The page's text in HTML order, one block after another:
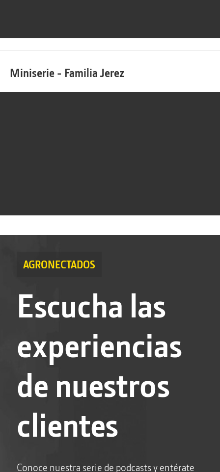
Miniserie - Familia Jerez
AGRONECTADOS
Escucha las
experiencias
de nuestros
clientes
Conoce nuestra serie de podcasts y entérate